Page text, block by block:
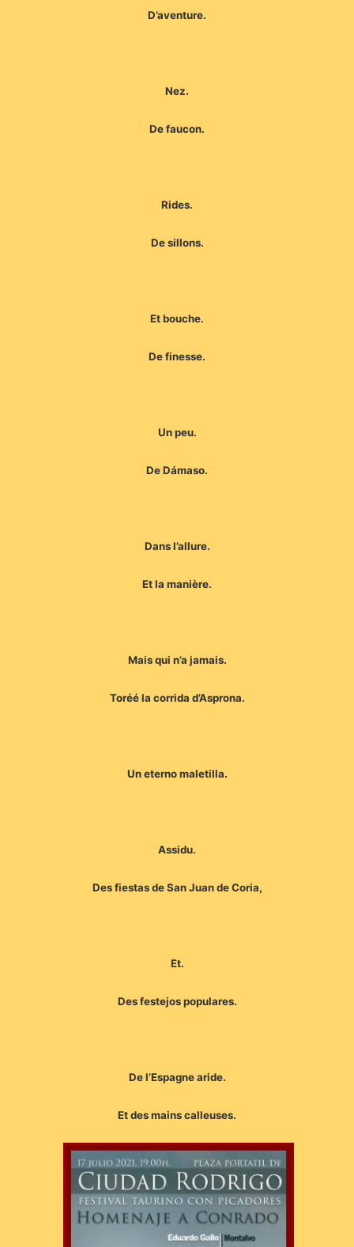
D’aventure.
Nez.
De faucon.
Rides.
De sillons.
Et bouche.
De finesse.
Un peu.
De Dámaso.
Dans l’allure.
Et la manière.
Mais qui n’a jamais.
Toréé la corrida d’Asprona.
Un eterno maletilla.
Assidu.
Des fiestas de San Juan de Coria,
Et.
Des festejos populares.
De l’Espagne aride.
Et des mains calleuses.